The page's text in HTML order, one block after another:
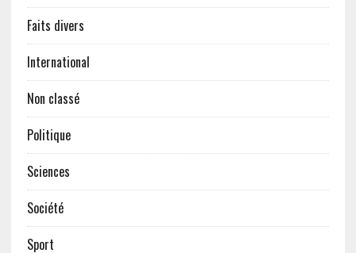
Faits divers
International
Non classé
Politique
Sciences
Société
Sport